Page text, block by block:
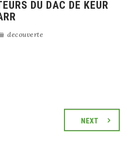
DU DAC DE KEUR
decouverte
NEXT